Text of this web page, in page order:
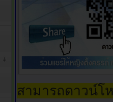
สามารถดาวน์โ